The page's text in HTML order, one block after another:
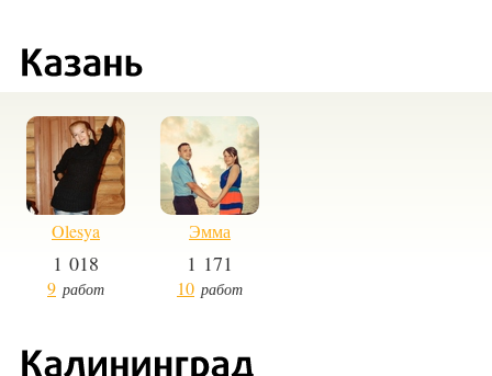
Olesya
1 018
9 работ
Эмма
1 171
10 работ